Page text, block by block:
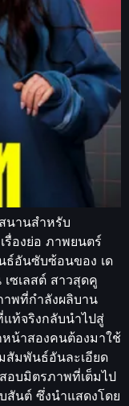
นานสำหรับ
รื่องย่อ ภาพยนตร์
ธ์อันซับซ้อนของ เด
ซเลสต์ สาวสุดคู
าพที่กำลังผลิบาน
ท้จริงกลับนำไปสู่
น้าสองคนต้องมาใช้
สัมพันธ์อันละเอียด
อบมิตรภาพที่เต็มไป
สันต์ ซึ่งนำแสดงโดย